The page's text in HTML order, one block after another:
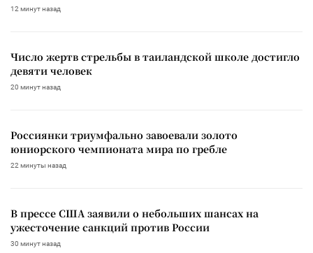
12 минут назад
Число жертв стрельбы в таиландской школе достигло
девяти человек
20 минут назад
Россиянки триумфально завоевали золото
юниорского чемпионата мира по гребле
22 минуты назад
В прессе США заявили о небольших шансах на
ужесточение санкций против России
30 минут назад